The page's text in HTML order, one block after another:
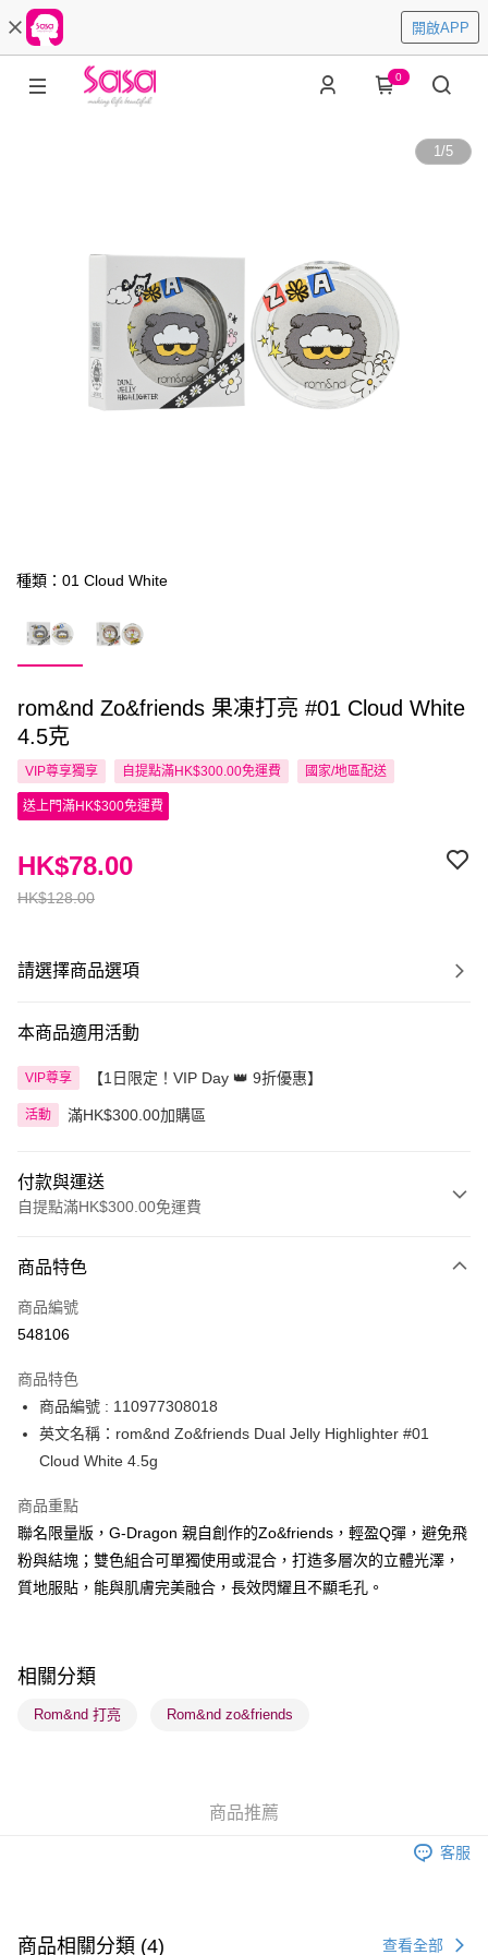
開啟APP
0
1/5
種類：01 Cloud White
rom&nd Zo&friends 果凍打亮 #01 Cloud White
4.5克
VIP尊享獨享 自提點滿HK$300.00免運費 國家/地區配送
送上門滿HK$300免運費
HK$128.00
HK$78.00
請選擇商品選項
本商品適用活動
VIP尊享 【1日限定！VIP Day 👑 9折優惠】
活動 滿HK$300.00加購區
付款與運送
自提點滿HK$300.00免運費
信用卡
Apple Pay
PayMe
WeChat Pay
送貨方式
順豐自助櫃 - 確認發貨後1-3個工作天送達
每筆HK$65.00，滿HK$300.00或以上免運費
每筆HK$65.00，滿HK$300.00或以上免運費
確認發貨後1-3 工作天送達，訂單將隨機分配至SF順豐速運或京東
(香港門市) 只顯示可選門市。確認發貨後2-5個工作天到店，3天內
取。逾期會取消訂單，並不會安排重寄
商品特色
商品編號
548106
商品特色
商品編號 : 110977308018
英文名稱：rom&nd Zo&friends Dual Jelly Highlighter #01
Cloud White 4.5g
商品重點
聯名限量版，G-Dragon 親自創作的Zo&friends，輕盈Q彈，避免飛
粉與結塊；雙色組合可單獨使用或混合，打造多層次的立體光澤，
質地服貼，能與肌膚完美融合，長效閃耀且不顯毛孔。
相關分類
Rom&nd 打亮 Rom&nd zo&friends
商品推薦
客服
商品相關分類 (4) 查看全部